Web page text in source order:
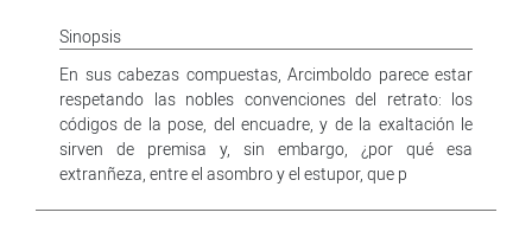
Sinopsis
En sus cabezas compuestas, Arcimboldo parece estar
respetando las nobles convenciones del retrato: los
códigos de la pose, del encuadre, y de la exaltación le
sirven de premisa y, sin embargo, ¿por qué esa
extranñeza, entre el asombro y el estupor, que p